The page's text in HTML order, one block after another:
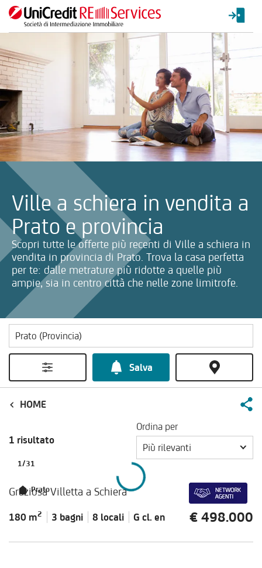
Ville a schiera in vendita a
Prato e provincia
Scopri tutte le offerte più recenti di Ville a schiera in
vendita in provincia di Prato. Trova la casa perfetta
per te: dalle metrature più ridotte a quelle più
ampie, sia in centro città che nelle zone limitrofe.
La ricerca verrà inviata automaticamente alla selezione delle
Salva
HOME
1 risultato
Ordina per
Più rilevanti
Prato
1/31
Graziosa Villetta a Schiera
180 m2 3 bagni 8 locali G cl. en € 498.000